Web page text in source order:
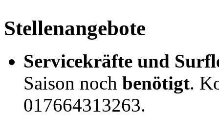
Stellenangebote
Servicekräfte und
Saison noch benötigt.
017664313263.